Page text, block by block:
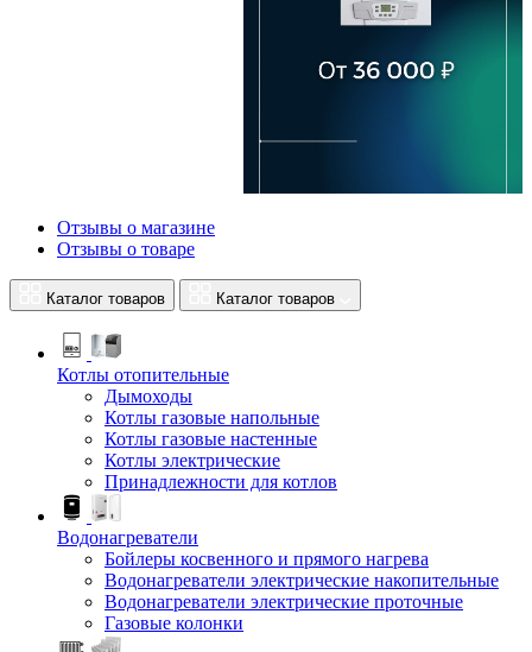
Отзывы о магазине
Отзывы о товаре
Каталог товаров Каталог товаров
Котлы отопительные
Дымоходы
Котлы газовые напольные
Котлы газовые настенные
Котлы электрические
Принадлежности для котлов
Водонагреватели
Бойлеры косвенного и прямого нагрева
Водонагреватели электрические накопительные
Водонагреватели электрические проточные
Газовые колонки